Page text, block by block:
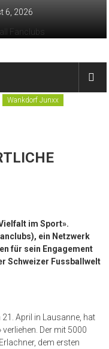
6, 2026
Wankdorf Junxx
im Sport».
ein Netzwerk
für sein Engagement
Schweizer Fussballwelt
April in Lausanne, hat
Der mit 5000
dem ersten